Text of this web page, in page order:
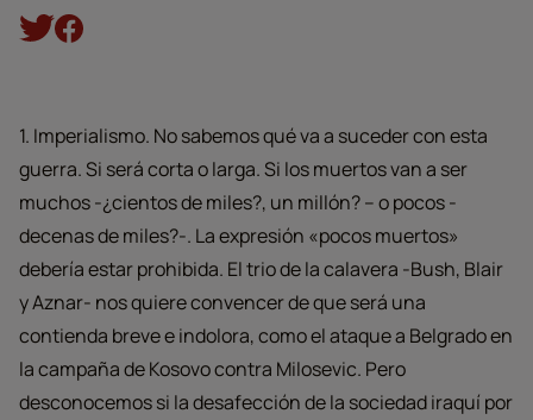
1. Imperialismo. No sabemos qué va a suceder con esta
guerra. Si será corta o larga. Si los muertos van a ser
muchos -¿cientos de miles?, un millón? – o pocos -
decenas de miles?-. La expresión «pocos muertos»
debería estar prohibida. El trio de la calavera -Bush, Blair
y Aznar- nos quiere convencer de que será una
contienda breve e indolora, como el ataque a Belgrado en
la campaña de Kosovo contra Milosevic. Pero
desconocemos si la desafección de la sociedad iraquí por